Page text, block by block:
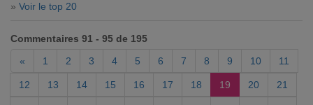
» Voir le top 20
Commentaires 91 - 95 de 195
«
1 2 3 4 5 6 7 8 9 10 11
12 13 14 15 16 17 18 19 20 21